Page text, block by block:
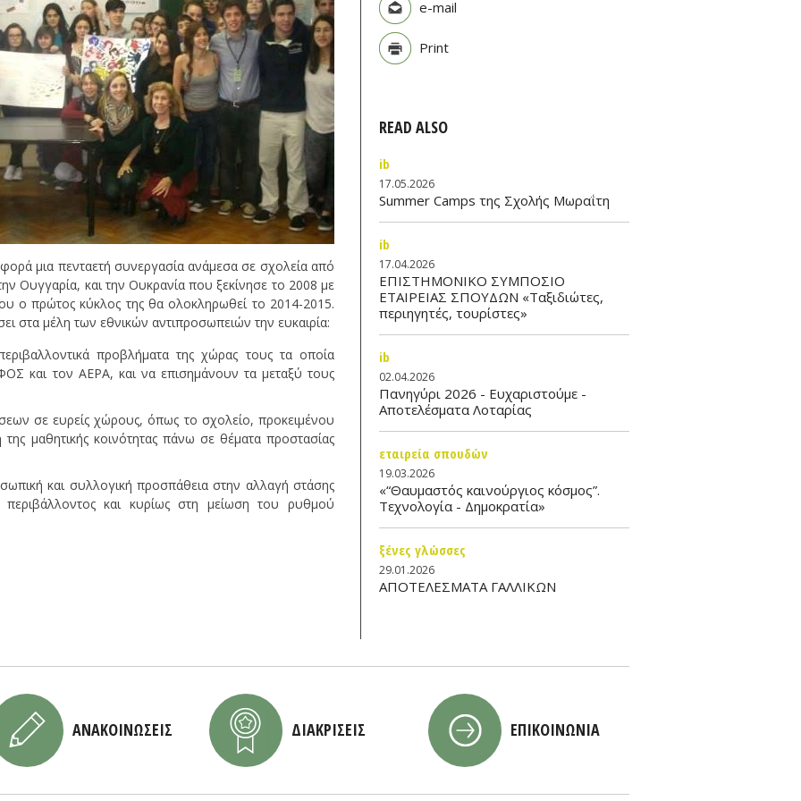
μια πενταετή συνεργασία ανάμεσα σε σχολεία από
Ουγγαρία, και την Ουκρανία που ξεκίνησε το 2008 με
o πρώτος κύκλος της θα ολοκληρωθεί το 2014-2015.
στα μέλη των εθνικών αντιπροσωπειών την ευκαιρία:
προβλήματα της χώρας τους τα οποία
και τον ΑΕΡΑ, και να επισημάνουν τα μεταξύ τους
σε ευρείς χώρους, όπως το σχολείο, προκειμένου
μαθητικής κοινότητας πάνω σε θέματα προστασίας
και συλλογική προσπάθεια στην αλλαγή στάσης
και κυρίως στη μείωση του ρυθμού
e-mail
Print
READ ALSO
ib
17.05.2026
Summer Camps της Σχολής Μωραΐτη
ib
17.04.2026
ΕΠΙΣΤΗΜΟΝΙΚΟ ΣΥΜΠΟΣΙΟ
ΕΤΑΙΡΕΙΑΣ ΣΠΟΥΔΩΝ «Ταξιδιώτες,
περιηγητές, τουρίστες»
ib
02.04.2026
Πανηγύρι 2026 - Ευχαριστούμε -
Αποτελέσματα Λοταρίας
εταιρεία σπουδών
19.03.2026
«“Θαυμαστός καινούργιος κόσμος”.
Τεχνολογία - Δημοκρατία»
ξένες γλώσσες
29.01.2026
ΑΠΟΤΕΛΕΣΜΑΤΑ ΓΑΛΛΙΚΩΝ
ΑΝΑΚΟΙΝΩΣΕΙΣ ΔΙΑΚΡΙΣΕΙΣ ΕΠΙΚΟΙΝΩΝΙΑ